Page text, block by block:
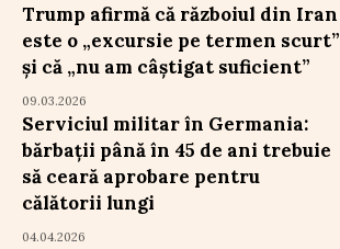
Trump afirmă că războiul din Iran
este o „excursie pe termen scurt”
și că „nu am câștigat suficient”
09.03.2026
Serviciul militar în Germania:
bărbații până în 45 de ani trebuie
să ceară aprobare pentru
călătorii lungi
04.04.2026